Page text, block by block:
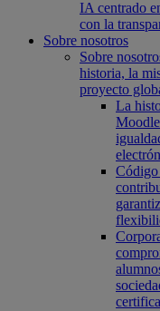
IA centrado
con la
Sobre nosotros
Sobre
historia, la
proyecto
La